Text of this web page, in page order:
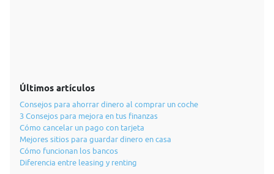
Últimos artículos
Consejos para ahorrar dinero al comprar un coche
3 Consejos para mejora en tus finanzas
Cómo cancelar un pago con tarjeta
Mejores sitios para guardar dinero en casa
Cómo funcionan los bancos
Diferencia entre leasing y renting